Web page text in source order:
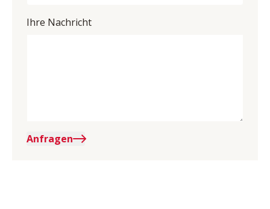
Ihre Nachricht
Anfragen